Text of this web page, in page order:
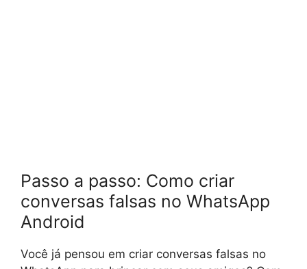
Passo a passo: Como criar
conversas falsas no WhatsApp
Android
Você já pensou em criar conversas falsas no